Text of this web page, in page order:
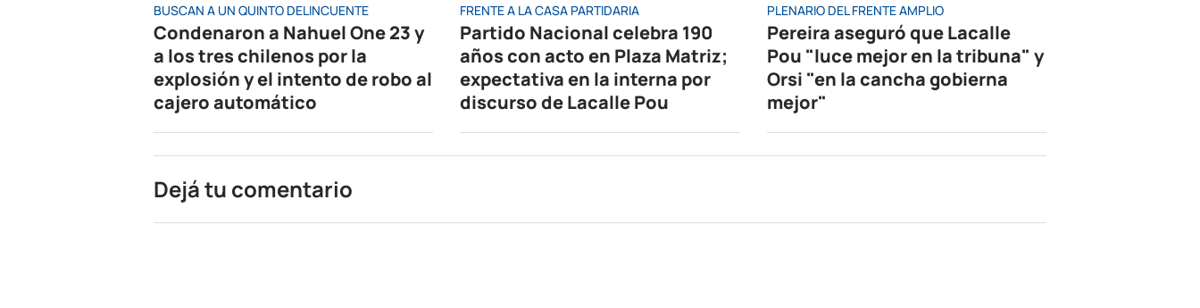
BUSCAN A UN QUINTO DELINCUENTE
Condenaron a Nahuel One 23 y
a los tres chilenos por la
explosión y el intento de robo al
cajero automático
FRENTE A LA CASA PARTIDARIA
Partido Nacional celebra 190
años con acto en Plaza Matriz;
expectativa en la interna por
discurso de Lacalle Pou
PLENARIO DEL FRENTE AMPLIO
Pereira aseguró que Lacalle
Pou "luce mejor en la tribuna" y
Orsi "en la cancha gobierna
mejor"
Dejá tu comentario